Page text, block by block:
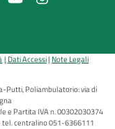
Dati Accessi Note Legali
Putti, Poliambulatorio: via di
e Partita IVA n. 00302030374
tel. centralino 051-6366111